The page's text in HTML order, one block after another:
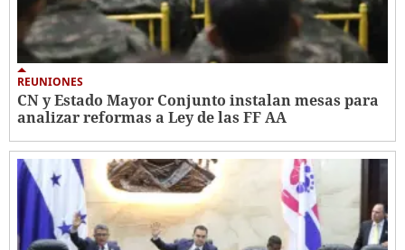
REUNIONES
CN y Estado Mayor Conjunto instalan mesas para
analizar reformas a Ley de las FF AA